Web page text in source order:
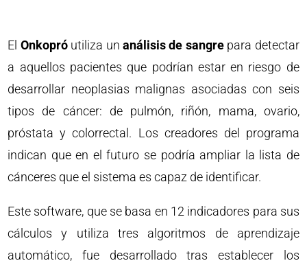
El Onkopróutiliza unanálisis de sangrepara detectar
a aquellos pacientes que podrían estar en riesgo de
desarrollar neoplasias malignas asociadas con seis
tipos de cáncer: de pulmón, riñón, mama, ovario,
próstata y colorrectal. Los creadores del programa
indican que en el futuro se podría ampliar la lista de
cánceres que el sistema es capaz de identificar.
Este software, que se basa en 12 indicadores para sus
cálculos y utiliza tres algoritmos de aprendizaje
automático, fue desarrollado tras establecer los